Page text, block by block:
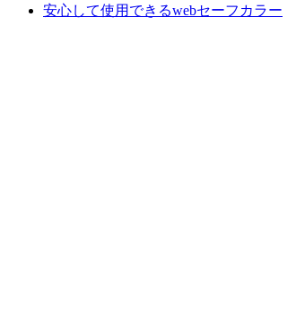
安心して使用できるwebセーフカラー